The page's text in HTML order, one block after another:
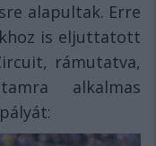
alapultak. Erre
is eljuttatott
rámutatva,
alkalmas